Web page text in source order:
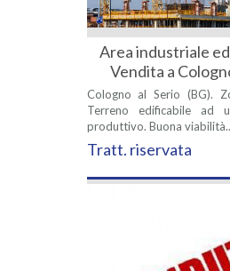
Area industriale
Vendita a
Cologno al Serio (BG).
Terreno edificabile ad
produttivo. Buona
Tratt. riservata